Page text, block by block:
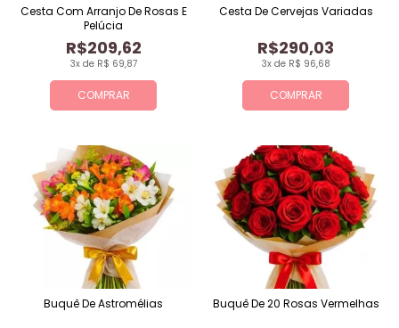
COMPRAR
3x de R$ 69,87
R$209,62
Cesta Com Arranjo De Rosas E
Pelúcia
COMPRAR
3x de R$ 96,68
R$290,03
Cesta De Cervejas Variadas
Buquê De Astromélias Buquê De 20 Rosas Vermelhas